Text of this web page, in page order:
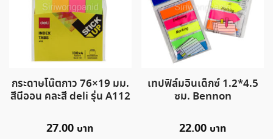
กระดาษโน๊ตกาว 76×19 มม.
สีนีออน คละสี deli รุ่น A112
27.00
เทปฟิล์มอินเด็กซ์ 1.2*4.5
ซม. Bennon
22.00